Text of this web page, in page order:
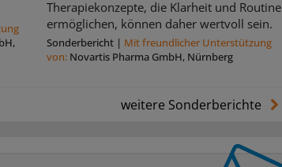
Therapiekonzepte, die Klarheit und Routine
ermöglichen, können daher wertvoll sein.
Sonderbericht| Mit freundlicher Unterstützung
von: Novartis Pharma GmbH, Nürnberg
weitere Sonderberichte